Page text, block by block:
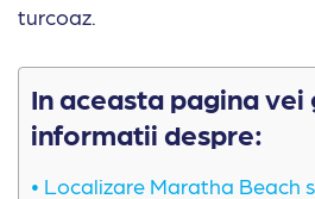
turcoaz.
In aceasta pagina vei
informatii despre:
Localizare Maratha Beach